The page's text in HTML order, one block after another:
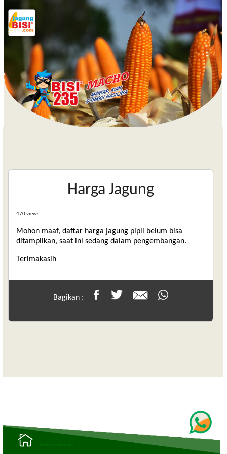
Harga Jagung
470 views
Mohon maaf, daftar harga jagung pipil belum bisa
ditampilkan, saat ini sedang dalam pengembangan.
Terimakasih
Bagikan :